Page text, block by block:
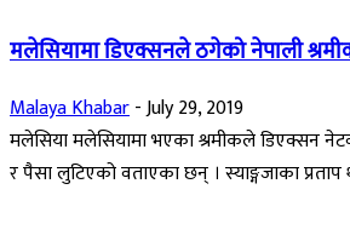
मलेसियामा डिएक्सनले ठगेको नेपाली
Malaya Khabar-July 29, 2019
मलेसिया मलेसियामा भएका श्रमीकले डिएक्सन
र पैसा लुटिएको वताएका छन् । स्याङ्गजाका प्रताप